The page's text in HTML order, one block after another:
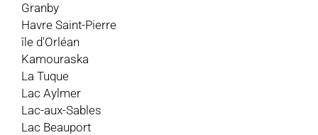
Granby
Havre Saint-Pierre
île d'Orléan
Kamouraska
La Tuque
Lac Aylmer
Lac-aux-Sables
Lac Beauport